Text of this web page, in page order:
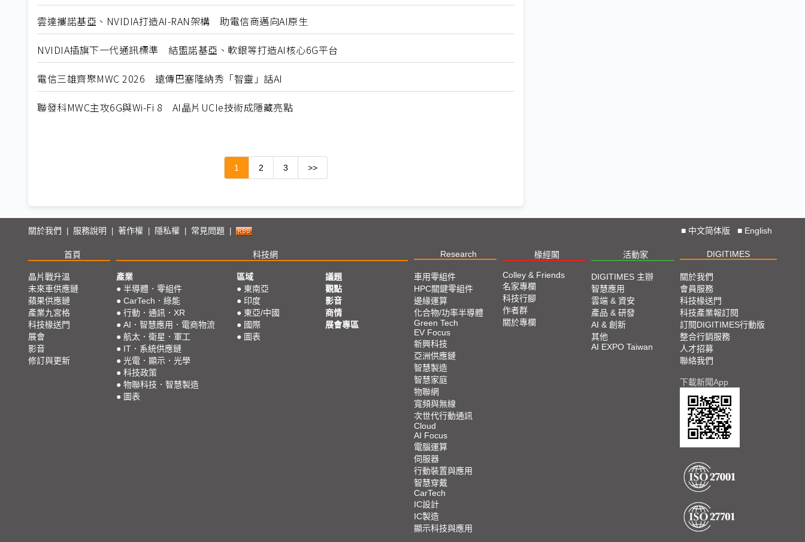
雲達攜諾基亞、NVIDIA打造AI-RAN架構 助電信商邁向AI原生
NVIDIA插旗下一代通訊標準 結盟諾基亞、軟銀等打造AI核心6G平台
電信三雄齊聚MWC 2026 遠傳巴塞隆納秀「智靈」話AI
聯發科MWC主攻6G與Wi-Fi 8 AI晶片UCIe技術成隱藏亮點
1 2 3 >>
關於我們 服務說明 著作權 隱私權 常見問題 ■ 中文简体版 ■ English
首頁 科技網 Research 椽經閣 活動家 DIGITIMES
晶片戰升溫
未來車供應鏈
蘋果供應鏈
產業九宮格
科技椽送門
展會
影音
修訂與更新
產業
● 半導體．零組件
● CarTech．綠能
● 行動．通訊．XR
● AI．智慧應用．電商物流
● 航太．衛星．軍工
● IT．系統供應鏈
● 光電．顯示．光學
● 科技政策
● 物聯科技．智慧製造
● 圖表
區域
● 東南亞
● 印度
● 東亞/中國
● 國際
● 圖表
議題
觀點
影音
商情
展會專區
車用零組件
HPC關鍵零組件
邊緣運算
化合物/功率半導體
Green Tech
EV Focus
新興科技
亞洲供應鏈
智慧製造
智慧家庭
物聯網
寬頻與無線
次世代行動通訊
Cloud
AI Focus
電腦運算
伺服器
行動裝置與應用
智慧穿戴
CarTech
IC設計
IC製造
顯示科技與應用
Colley & Friends
名家專欄
科技行腳
作者群
關於專欄
DIGITIMES 主辦
智慧應用
雲端 & 資安
產品 & 研發
AI & 創新
其他
AI EXPO Taiwan
關於我們
會員服務
科技椽送門
科技產業報訂閱
訂閱DIGITIMES行動版
整合行銷服務
人才招募
聯絡我們
下載新聞App